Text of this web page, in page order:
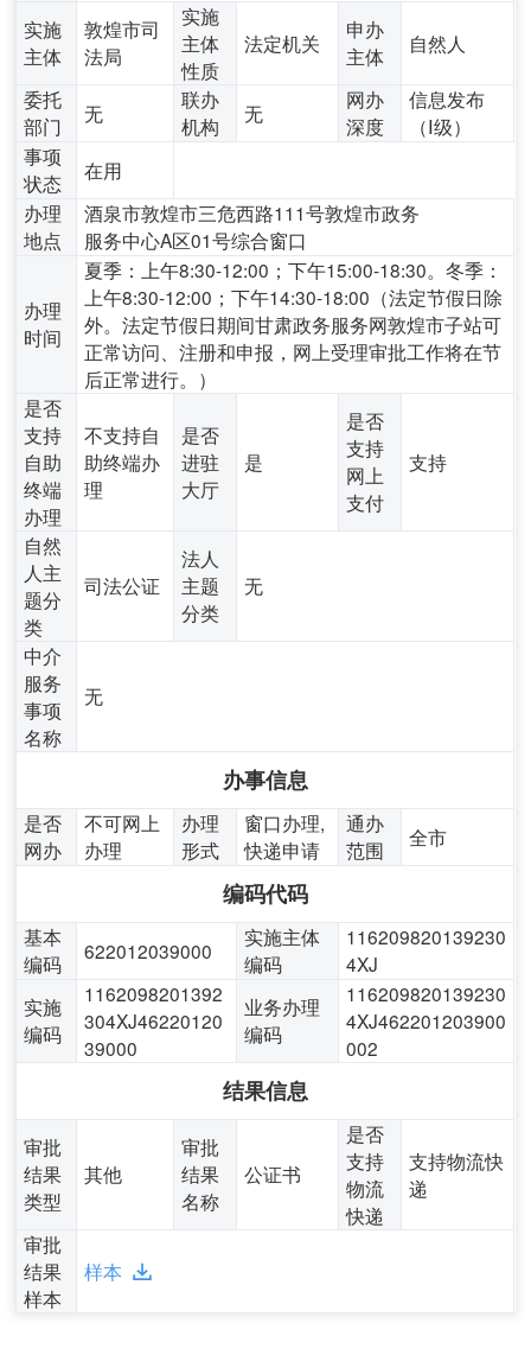
实施
主体
敦煌市司
法局
实施
主体
性质
法定机关
申办
主体
自然人
委托
部门
无
联办
机构
无
网办
深度
信息发布
（Ⅰ级）
事项
状态
在用
办理
地点
酒泉市敦煌市三危西路111号敦煌市政务
服务中心A区01号综合窗口
办理
时间
夏季：上午8:30-12:00；下午15:00-18:30。冬季：
上午8:30-12:00；下午14:30-18:00（法定节假日除
外。法定节假日期间甘肃政务服务网敦煌市子站可
正常访问、注册和申报，网上受理审批工作将在节
后正常进行。）
是否
支持
自助
终端
办理
不支持自
助终端办
理
是否
进驻
大厅
是
是否
支持
网上
支付
支持
自然
人主
题分
类
司法公证
法人
主题
分类
无
中介
服务
事项
名称
无
办事信息
是否
网办
不可网上
办理
办理
形式
窗口办理,
快递申请
通办
范围
全市
编码代码
基本
编码
622012039000
实施主体
编码
116209820139230
4XJ
实施
编码
1162098201392
304XJ46220120
39000
业务办理
编码
116209820139230
4XJ462201203900
002
结果信息
审批
结果
类型
其他
审批
结果
名称
公证书
是否
支持
物流
快递
支持物流快
递
审批
结果
样本
样本